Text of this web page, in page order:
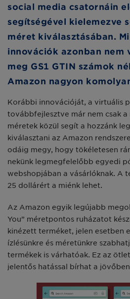
social media csatornáin
segítségével kielemezve
méret kiválasztásában.
innovációk azonban nem
meg GS1 GTIN számok
Amazon nagyon
Korábbi innovációját, a virtuális
továbbfejlesztve már nem csak a
méretek közül segít a hozzánk
kiválasztani az Amazon
odáig megy, hogy tökéletesen
nekünk legmegfelelőbb egyedi
webshopjában a vásárlóknak. A
25 dollárért a miénk lehet.
Az Amazon egyik legújabb
You” méretpontos ruházatot
kinézett terméket, jelen esetben
ízlésünkre és méretünkre
termékek is várhatóak. Ez az
jelentős hatással bírhat a